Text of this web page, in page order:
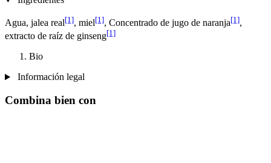
Agua, jalea real[1], miel[1], Concentrado de jugo de naranja[1],
extracto de raíz de ginseng[1]
Bio
Información legal
Combina bien con